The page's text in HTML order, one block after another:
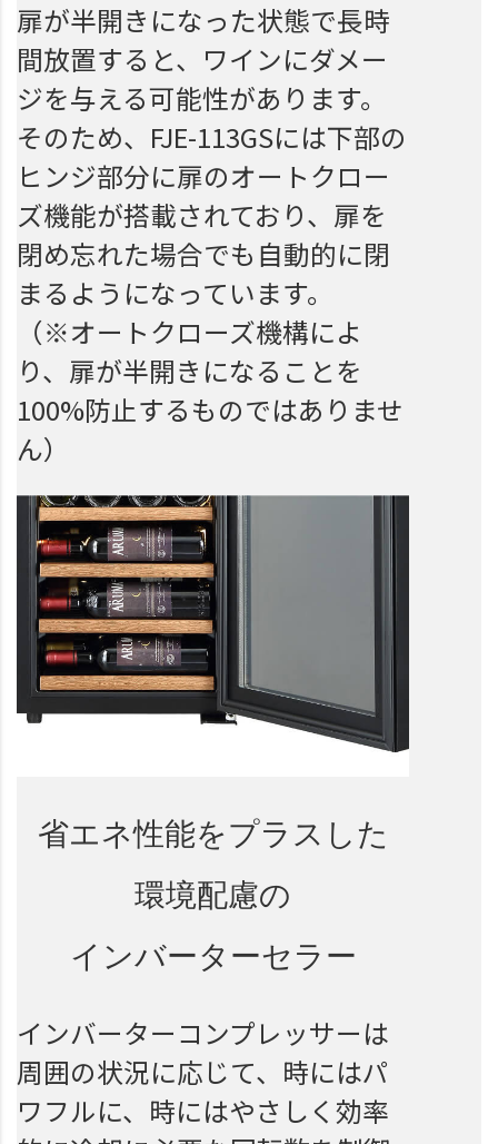
扉が半開きになった状態で長時
間放置すると、ワインにダメー
ジを与える可能性があります。
そのため、FJE-113GSには下部の
ヒンジ部分に扉のオートクロー
ズ機能が搭載されており、扉を
閉め忘れた場合でも自動的に閉
まるようになっています。
（※オートクローズ機構によ
り、扉が半開きになることを
100%防止するものではありませ
ん）
省エネ性能をプラスした
環境配慮の
インバーターセラー
インバーターコンプレッサーは
周囲の状況に応じて、時にはパ
ワフルに、時にはやさしく効率